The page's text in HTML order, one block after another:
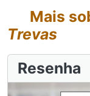
Mais
Trevas
Resenha